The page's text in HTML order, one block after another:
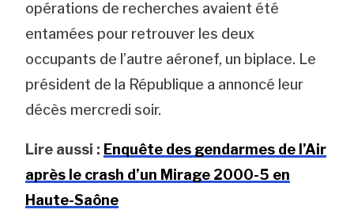
opérations de recherches avaient été
entamées pour retrouver les deux
occupants de l’autre aéronef, un biplace. Le
président de la République a annoncé leur
décès mercredi soir.
Lire aussi : Enquête des gendarmes de l’Air
après le crash d’un Mirage 2000-5 en
Haute-Saône